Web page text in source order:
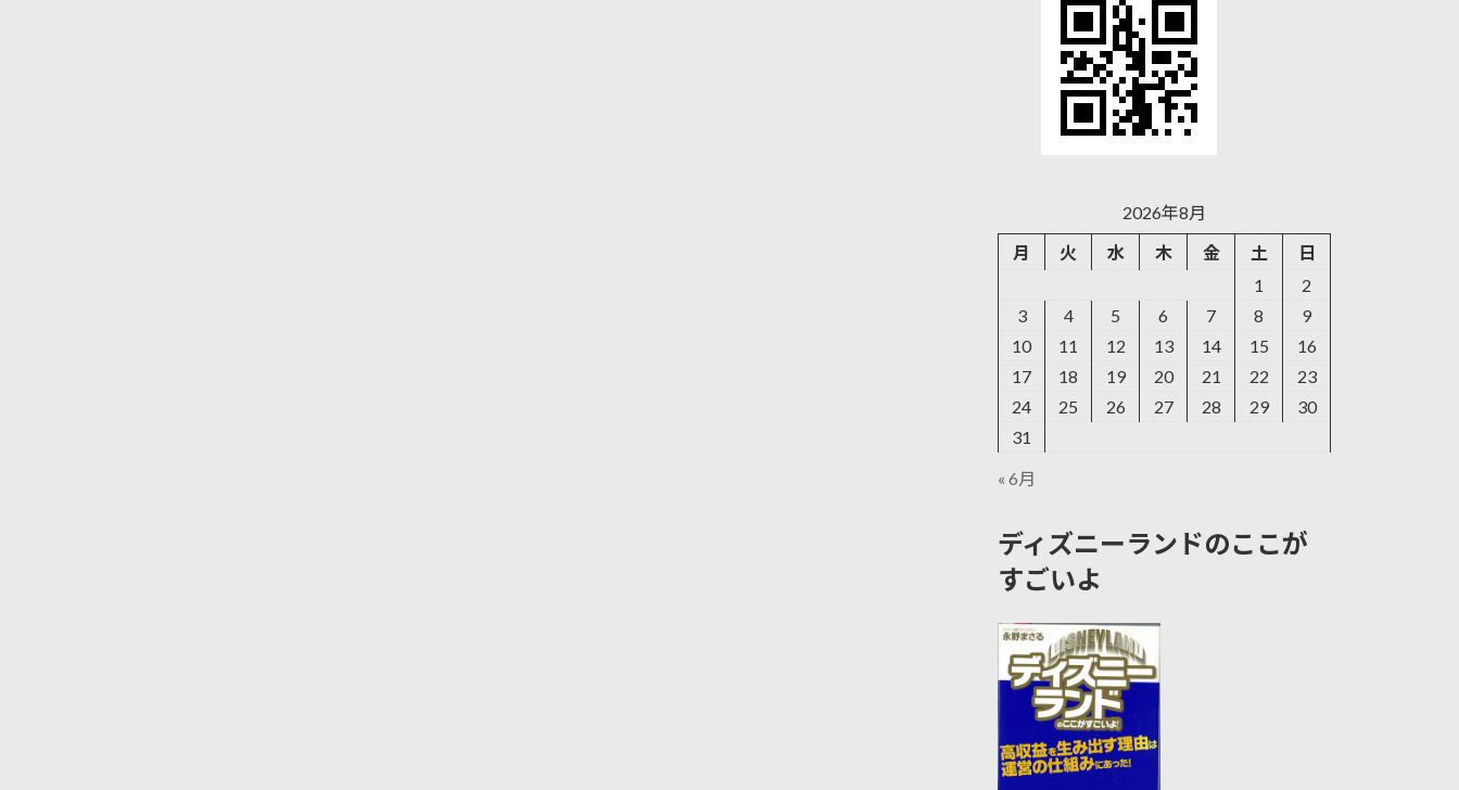
2026年8月
月
火 水 木 金 土
日
1
2
3
4 5 6 7 8
9
10
11 12 13 14 15
16
17
18 19 20 21 22
23
24
25 26 27 28 29
30
31
« 6月
ディズニーランドのここが
すごいよ